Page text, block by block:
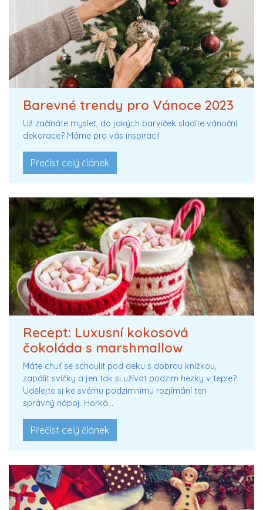
Barevné trendy pro Vánoce 2023
Už začínáte myslet, do jakých barviček sladíte vánoční
dekorace? Máme pro vás inspiraci!
Přečíst celý článek
Recept: Luxusní kokosová
čokoláda s marshmallow
Máte chuť se schoulit pod deku s dobrou knížkou,
zapálit svíčky a jen tak si užívat podzim hezky v teple?
Udělejte si ke svému podzimnímu rozjímání ten
správný nápoj. Horká…
Přečíst celý článek